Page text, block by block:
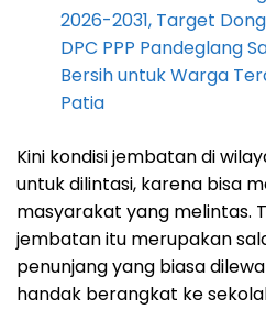
2026-2031, Target
DPC PPP Pandeglang
Bersih untuk Warga
Patia
Kini kondisi jembatan di
untuk dilintasi, karena bisa
masyarakat yang melintas.
jembatan itu merupakan
penunjang yang biasa
handak berangkat ke